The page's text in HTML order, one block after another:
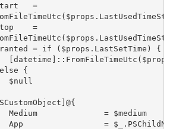
=
=
if ($props.LastSetTime) {
{
= $medium
=